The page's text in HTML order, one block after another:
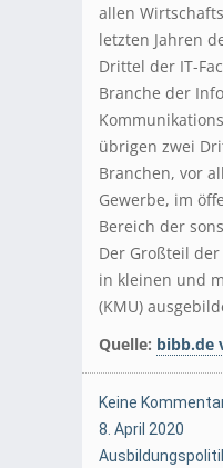
allen
letzten Jahren
Drittel der IT-
Branche der
übrigen zwei
Branchen, vor
Gewerbe, im
Bereich der
Der Großteil
in kleinen und
(KMU)
Quelle: bibb.de
Keine
8. April 2020